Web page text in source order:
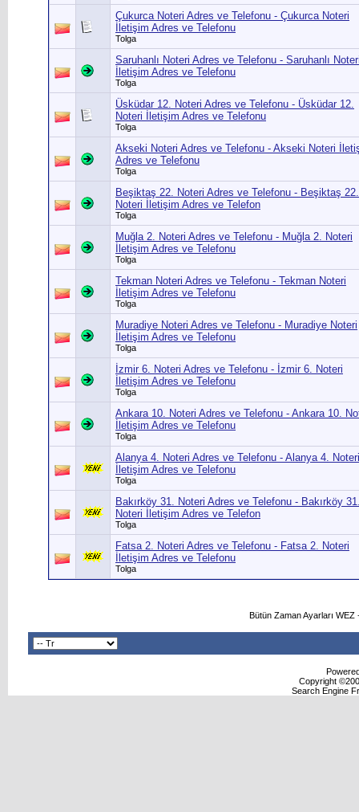
Çukurca Noteri Adres ve Telefonu - Çukurca Noteri
İletişim Adres ve Telefonu
Tolga
Saruhanlı Noteri Adres ve Telefonu - Saruhanlı
İletişim Adres ve Telefonu
Tolga
Üsküdar 12. Noteri Adres ve Telefonu - Üsküdar 12.
Noteri İletişim Adres ve Telefonu
Tolga
Akseki Noteri Adres ve Telefonu - Akseki Noteri
Adres ve Telefonu
Tolga
Beşiktaş 22. Noteri Adres ve Telefonu - Beşiktaş 22.
Noteri İletişim Adres ve Telefon
Tolga
Muğla 2. Noteri Adres ve Telefonu - Muğla 2. Noteri
İletişim Adres ve Telefonu
Tolga
Tekman Noteri Adres ve Telefonu - Tekman Noteri
İletişim Adres ve Telefonu
Tolga
Muradiye Noteri Adres ve Telefonu - Muradiye Noteri
İletişim Adres ve Telefonu
Tolga
İzmir 6. Noteri Adres ve Telefonu - İzmir 6. Noteri
İletişim Adres ve Telefonu
Tolga
Ankara 10. Noteri Adres ve Telefonu - Ankara 10.
İletişim Adres ve Telefonu
Tolga
Alanya 4. Noteri Adres ve Telefonu - Alanya 4. Noteri
İletişim Adres ve Telefonu
Tolga
Bakırköy 31. Noteri Adres ve Telefonu - Bakırköy
Noteri İletişim Adres ve Telefon
Tolga
Fatsa 2. Noteri Adres ve Telefonu - Fatsa 2. Noteri
İletişim Adres ve Telefonu
Tolga
Bütün Zaman Ayarları
Copyright
Search Engine